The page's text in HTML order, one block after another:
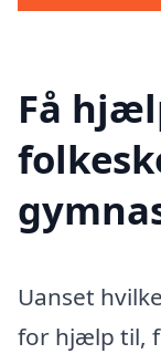
Få
Uanset
for hjælp til,